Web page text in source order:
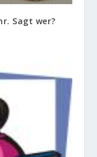
Sagt wer?